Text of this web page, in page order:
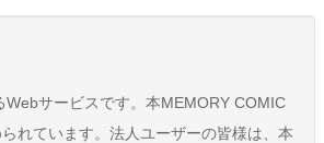
サービスです。本MEMORY COMIC
れています。法人ユーザーの皆様は、本